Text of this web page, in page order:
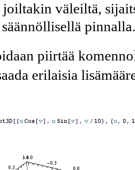
joiltakin väleiltä,
pinnalla.
piirtää
erilaisia